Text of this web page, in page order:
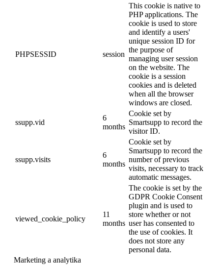
PHPSESSID session
This cookie is native to
PHP applications. The
cookie is used to store
and identify a users'
unique session ID for
the purpose of
managing user session
on the website. The
cookie is a session
cookies and is deleted
when all the browser
windows are closed.
ssupp.vid
6
months
Cookie set by
Smartsupp to record the
visitor ID.
ssupp.visits
6
months
Cookie set by
Smartsupp to record the
number of previous
visits, necessary to track
automatic messages.
viewed_cookie_policy
11
months
The cookie is set by the
GDPR Cookie Consent
plugin and is used to
store whether or not
user has consented to
the use of cookies. It
does not store any
personal data.
Marketing a analytika